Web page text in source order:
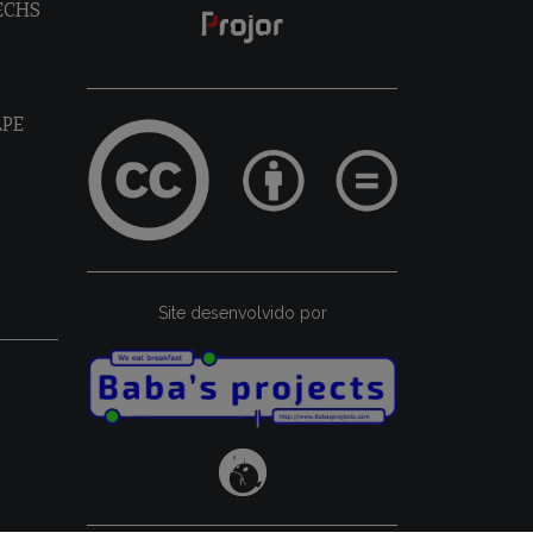
Site desenvolvido por